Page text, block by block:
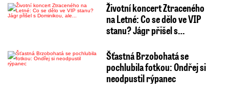
Životní koncert Ztraceného
na Letné: Co se dělo ve VIP
stanu? Jágr přišel s…
Šťastná Brzobohatá se
pochlubila fotkou: Ondřej si
neodpustil rýpanec